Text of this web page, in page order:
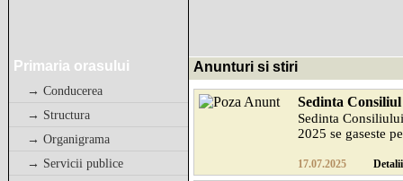
Primaria orasului
→ Conducerea
→ Structura
→ Organigrama
→ Servicii publice
Anunturi si stiri
Sedinta
Sedinta
2025 se gaseste
17.07.2025 Detalii